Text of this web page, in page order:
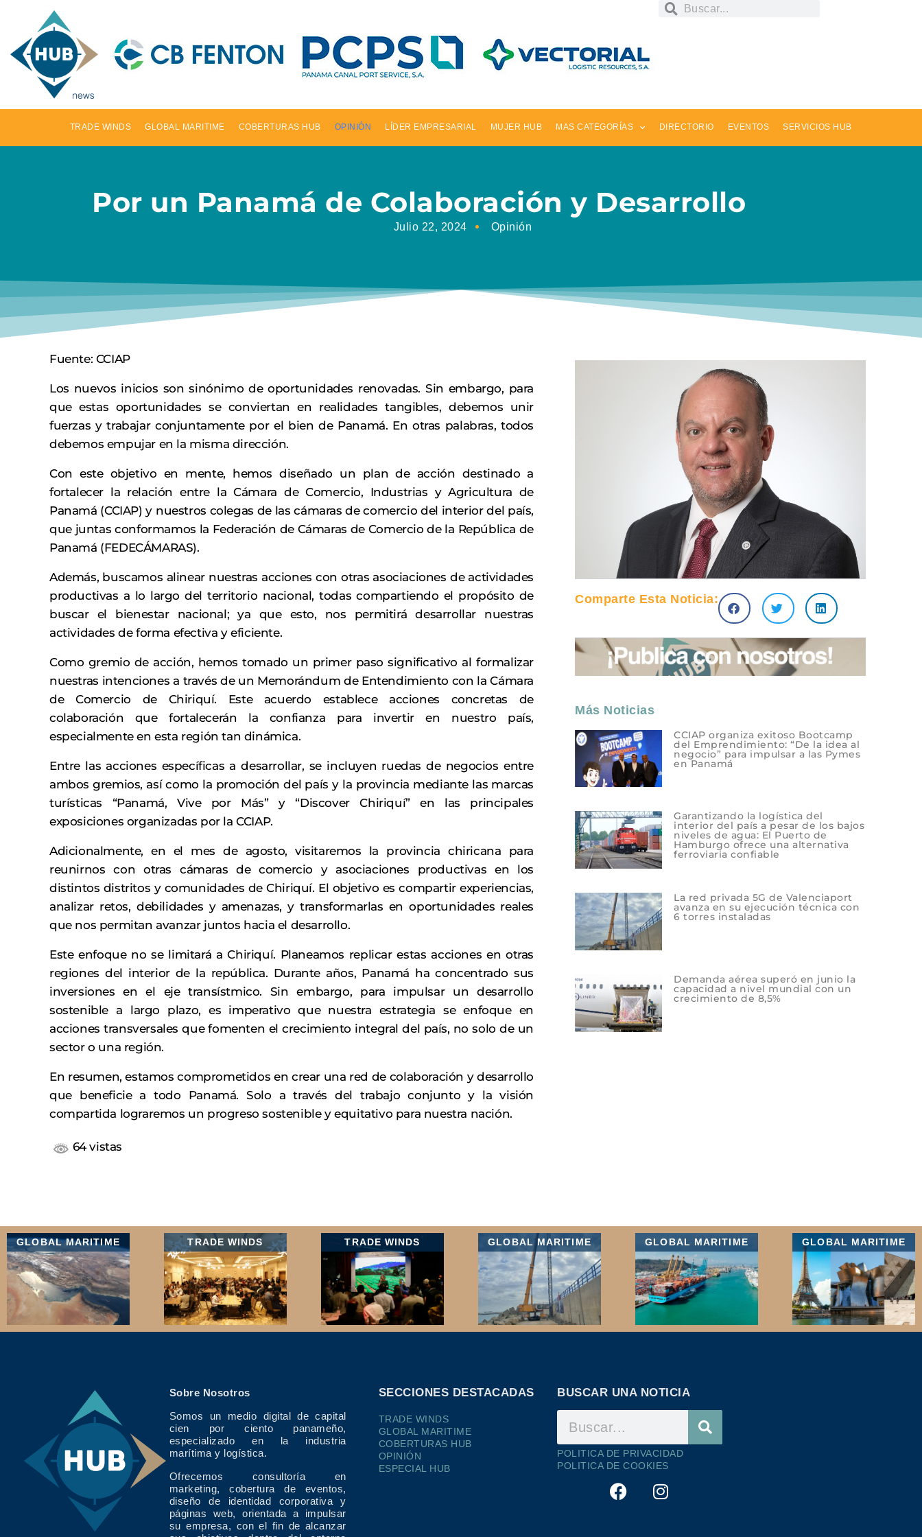
TRADE WINDS GLOBAL MARITIME COBERTURAS HUB OPINIÓN LÍDER EMPRESARIAL MUJER HUB MAS CATEGORÍAS DIRECTORIO EVENTOS SERVICIOS HUB
Por un Panamá de Colaboración y Desarrollo
Julio 22, 2024 Opinión
Fuente: CCIAP
Los nuevos inicios son sinónimo de oportunidades renovadas. Sin embargo, para
que estas oportunidades se conviertan en realidades tangibles, debemos unir
fuerzas y trabajar conjuntamente por el bien de Panamá. En otras palabras, todos
debemos empujar en la misma dirección.
Con este objetivo en mente, hemos diseñado un plan de acción destinado a
fortalecer la relación entre la Cámara de Comercio, Industrias y Agricultura de
Panamá (CCIAP) y nuestros colegas de las cámaras de comercio del interior del país,
que juntas conformamos la Federación de Cámaras de Comercio de la República de
Panamá (FEDECÁMARAS).
Además, buscamos alinear nuestras acciones con otras asociaciones de actividades
productivas a lo largo del territorio nacional, todas compartiendo el propósito de
buscar el bienestar nacional; ya que esto, nos permitirá desarrollar nuestras
actividades de forma efectiva y eficiente.
Como gremio de acción, hemos tomado un primer paso significativo al formalizar
nuestras intenciones a través de un Memorándum de Entendimiento con la Cámara
de Comercio de Chiriquí. Este acuerdo establece acciones concretas de
colaboración que fortalecerán la confianza para invertir en nuestro país,
especialmente en esta región tan dinámica.
Entre las acciones específicas a desarrollar, se incluyen ruedas de negocios entre
ambos gremios, así como la promoción del país y la provincia mediante las marcas
turísticas “Panamá, Vive por Más” y “Discover Chiriquí” en las principales
exposiciones organizadas por la CCIAP.
Adicionalmente, en el mes de agosto, visitaremos la provincia chiricana para
reunirnos con otras cámaras de comercio y asociaciones productivas en los
distintos distritos y comunidades de Chiriquí. El objetivo es compartir experiencias,
analizar retos, debilidades y amenazas, y transformarlas en oportunidades reales
que nos permitan avanzar juntos hacia el desarrollo.
Este enfoque no se limitará a Chiriquí. Planeamos replicar estas acciones en otras
regiones del interior de la república. Durante años, Panamá ha concentrado sus
inversiones en el eje transístmico. Sin embargo, para impulsar un desarrollo
sostenible a largo plazo, es imperativo que nuestra estrategia se enfoque en
acciones transversales que fomenten el crecimiento integral del país, no solo de un
sector o una región.
En resumen, estamos comprometidos en crear una red de colaboración y desarrollo
que beneficie a todo Panamá. Solo a través del trabajo conjunto y la visión
compartida lograremos un progreso sostenible y equitativo para nuestra nación.
64 vistas
Comparte Esta Noticia:
Más Noticias
CCIAP organiza exitoso Bootcamp
del Emprendimiento: “De la idea al
negocio” para impulsar a las Pymes
en Panamá
Garantizando la logística del
interior del país a pesar de los bajos
niveles de agua: El Puerto de
Hamburgo ofrece una alternativa
ferroviaria confiable
La red privada 5G de Valenciaport
avanza en su ejecución técnica con
6 torres instaladas
Demanda aérea superó en junio la
capacidad a nivel mundial con un
crecimiento de 8,5%
GLOBAL MARITIME TRADE WINDS TRADE WINDS GLOBAL MARITIME GLOBAL MARITIME GLOBAL MARITIME
Sobre Nosotros
Somos un medio digital de capital
cien por ciento panameño,
especializado en la industria
marítima y logística.
Ofrecemos consultoría en
marketing, cobertura de eventos,
diseño de identidad corporativa y
páginas web, orientada a impulsar
su empresa, con el fin de alcanzar
SECCIONES DESTACADAS
TRADE WINDS
GLOBAL MARITIME
COBERTURAS HUB
OPINIÓN
ESPECIAL HUB
BUSCAR UNA NOTICIA
POLITICA DE PRIVACIDAD
POLITICA DE COOKIES